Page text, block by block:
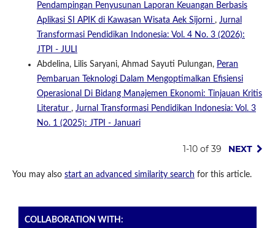
Pendampingan Penyusunan Laporan Keuangan Berbasis
Aplikasi SI APIK di Kawasan Wisata Aek Sijorni , Jurnal
Transformasi Pendidikan Indonesia: Vol. 4 No. 3 (2026):
JTPI - JULI
Abdelina, Lilis Saryani, Ahmad Sayuti Pulungan, Peran
Pembaruan Teknologi Dalam Mengoptimalkan Efisiensi
Operasional Di Bidang Manajemen Ekonomi: Tinjauan Kritis
Literatur , Jurnal Transformasi Pendidikan Indonesia: Vol. 3
No. 1 (2025): JTPI - Januari
1-10 of 39 NEXT
You may also start an advanced similarity search for this article.
COLLABORATION WITH: